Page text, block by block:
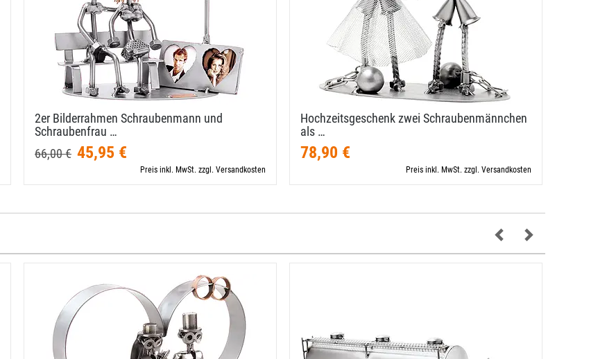
2er Bilderrahmen Schraubenmann und
Schraubenfrau …
66,00 € 45,95 €
Preis inkl. MwSt. zzgl. Versandkosten
Hochzeitsgeschenk zwei Schraubenmännchen
als …
78,90 €
Preis inkl. MwSt. zzgl. Versandkosten